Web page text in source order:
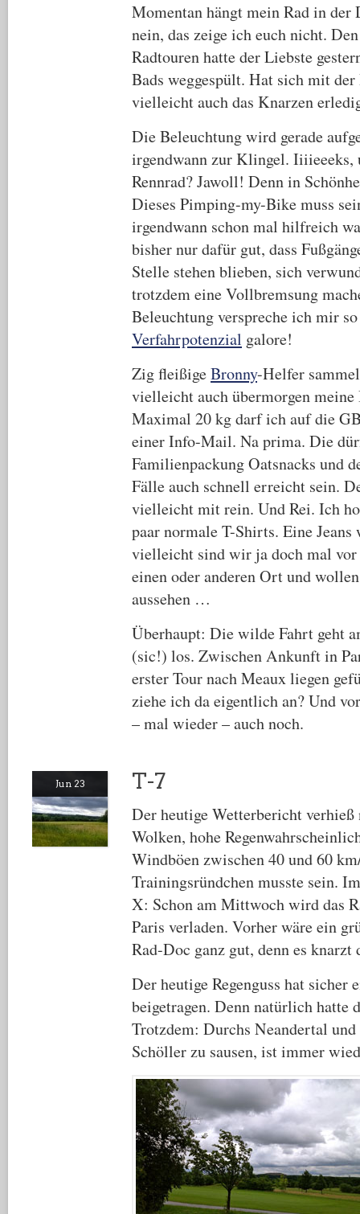
Momentan hängt mein Rad in der
nein, das zeige ich euch nicht.
Radtouren hatte der Liebste
Bads weggespült. Hat sich mit
vielleicht auch das Knarzen
Die Beleuchtung wird gerade
irgendwann zur Klingel. Iiiieeeks,
Rennrad? Jawoll! Denn in
Dieses Pimping-my-Bike muss
irgendwann schon mal hilfreich
bisher nur dafür gut, dass
Stelle stehen blieben, sich
trotzdem eine Vollbremsung
Beleuchtung verspreche ich mir
Verfahrpotenzial galore!
Zig fleißigeBronny-Helfer
vielleicht auch übermorgen
Maximal 20 kg darf ich auf die
einer Info-Mail. Na prima. Die
Familienpackung Oatsnacks und
Fälle auch schnell erreicht sein.
vielleicht mit rein. Und Rei. Ich
paar normale T-Shirts. Eine
vielleicht sind wir ja doch mal vor
einen oder anderen Ort und
aussehen …
Überhaupt: Die wilde Fahrt geht
(sic!) los. Zwischen Ankunft in
erster Tour nach Meaux liegen
ziehe ich da eigentlich an? Und
– mal wieder – auch noch.
Jun 23 T-7
Der heutige Wetterbericht
Wolken, hohe
Windböen zwischen 40 und 60
Trainingsründchen musste sein.
X: Schon am Mittwoch wird das
Paris verladen. Vorher wäre ein
Rad-Doc ganz gut, denn es
Der heutige Regenguss hat sicher
beigetragen. Denn natürlich hatte
Trotzdem: Durchs Neandertal
Schöller zu sausen, ist immer